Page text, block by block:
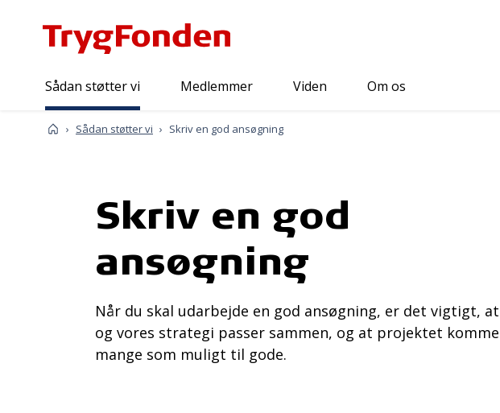
Sådan støtter vi Medlemmer Viden Om os
Forside
Sådan støtter vi Skriv en god ansøgning
Skriv en god
ansøgning
Når du skal udarbejde en god ansøgning, er det vigtigt,
og vores strategi passer sammen, og at projektet
mange som muligt til gode.